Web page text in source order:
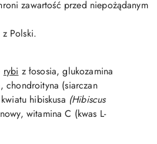
zawartość przed niepożądanym
Polski.
rybi z łososia, glukozamina
chondroityna (siarczan
hibiskusa (Hibiscus
witamina C (kwas L-